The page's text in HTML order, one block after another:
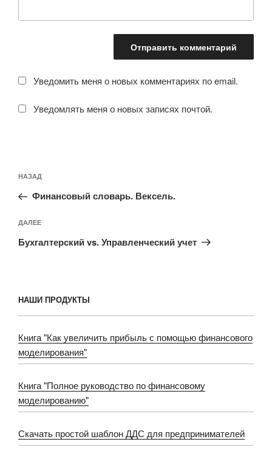
Уведомить меня о новых комментариях по email.
Уведомлять меня о новых записях почтой.
по
записям
Предыдущая
запись:
НАЗАД
Финансовый словарь. Вексель.
Следующая
запись
ДАЛЕЕ
Бухгалтерский vs. Управленческий учет
НАШИ ПРОДУКТЫ
Книга "Как увеличить прибыль с помощью финансового
моделирования"
Книга "Полное руководство по финансовому
моделированию"
Скачать простой шаблон ДДС для предпринимателей